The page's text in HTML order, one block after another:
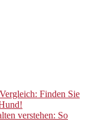
Finden Sie
verstehen: So